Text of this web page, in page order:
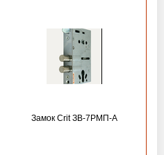
Замок Crit ЗВ-7РМП-А